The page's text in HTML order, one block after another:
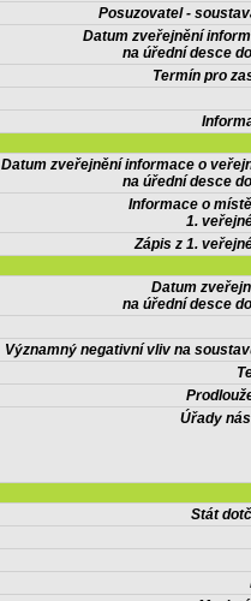
Posuzovatel -
Datum zveřejnění
na úřední desce
Termín pro
Datum zveřejnění informace o
na úřední desce
Informace o
1.
Zápis z 1.
Datum
na úřední desce
Významný negativní vliv na
Úřady
Stát